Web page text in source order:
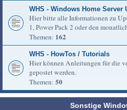
WHS - Windows Home Server
Hier bitte alle Informationen zu
1, Power Pack 2 oder den
Themen: 162
WHS - HowTos / Tutorials
Hier können Anleitungen für die
gepostet werden.
Themen: 50
Sonstige